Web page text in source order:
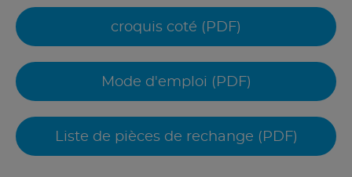
croquis coté (PDF)
Mode d'emploi (PDF)
Liste de pièces de rechange (PDF)